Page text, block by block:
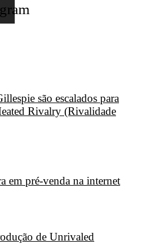
são escalados para
Rivalry (Rivalidade
em pré-venda na internet
de Unrivaled